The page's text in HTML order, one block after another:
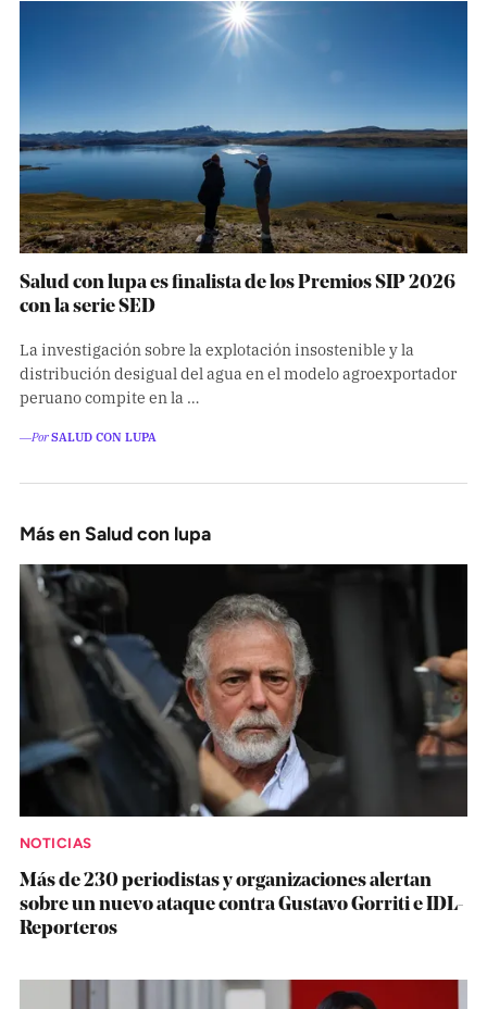
Salud con lupa es finalista de los Premios SIP 2026
con la serie SED
La investigación sobre la explotación insostenible y la
distribución desigual del agua en el modelo agroexportador
peruano compite en la …
―PorSALUD CON LUPA
Más en Salud con lupa
NOTICIAS
Más de 230 periodistas y organizaciones alertan
sobre un nuevo ataque contra Gustavo Gorriti e IDL-
Reporteros